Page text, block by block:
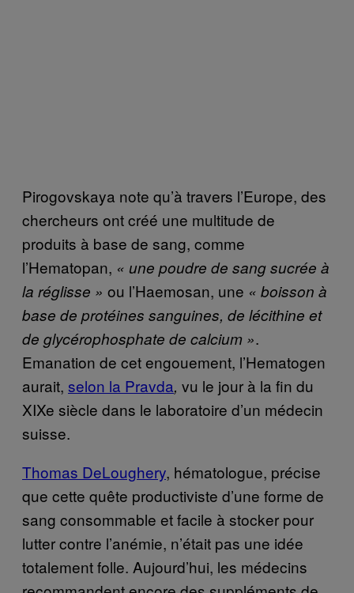
Pirogovskaya note qu’à travers l’Europe, des
chercheurs ont créé une multitude de
produits à base de sang, comme
l’Hematopan, « une poudre de sang sucrée à
la réglisse » ou l’Haemosan, une « boisson à
base de protéines sanguines, de lécithine et
de glycérophosphate de calcium ».
Emanation de cet engouement, l’Hematogen
aurait, selon la Pravda, vu le jour à la fin du
XIXe siècle dans le laboratoire d’un médecin
suisse.
Thomas DeLoughery, hématologue, précise
que cette quête productiviste d’une forme de
sang consommable et facile à stocker pour
lutter contre l’anémie, n’était pas une idée
totalement folle. Aujourd’hui, les médecins